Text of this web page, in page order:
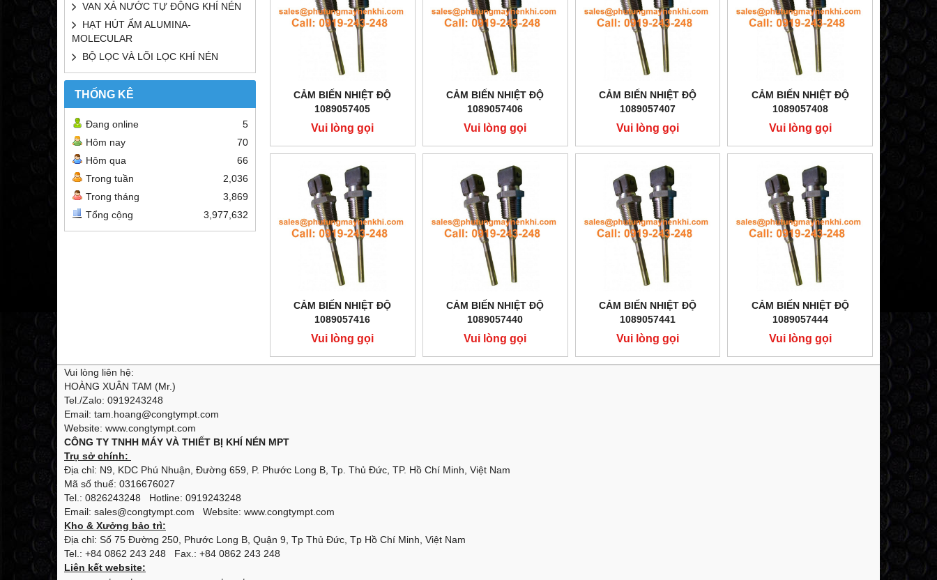
VAN XẢ NƯỚC TỰ ĐỘNG KHÍ NÉN
HẠT HÚT ẨM ALUMINA-
MOLECULAR
BỘ LỌC VÀ LÕI LỌC KHÍ NÉN
THỐNG KÊ
Đang online
5
Hôm nay
70
Hôm qua
66
Trong tuần
2,036
Trong tháng
3,869
Tổng cộng
3,977,632
CẢM BIẾN NHIỆT ĐỘ
1089057405
Vui lòng gọi
CẢM BIẾN NHIỆT ĐỘ
1089057406
Vui lòng gọi
CẢM BIẾN NHIỆT ĐỘ
1089057407
Vui lòng gọi
CẢM BIẾN NHIỆT ĐỘ
1089057408
Vui lòng gọi
CẢM BIẾN NHIỆT ĐỘ
1089057416
Vui lòng gọi
CẢM BIẾN NHIỆT ĐỘ
1089057440
Vui lòng gọi
CẢM BIẾN NHIỆT ĐỘ
1089057441
Vui lòng gọi
CẢM BIẾN NHIỆT ĐỘ
1089057444
Vui lòng gọi
Vui lòng liên hệ:
HOÀNG XUÂN TAM (Mr.)
Tel./Zalo: 0919243248
Email: tam.hoang@congtympt.com
Website: www.congtympt.com
CÔNG TY TNHH MÁY VÀ THIẾT BỊ KHÍ NÉN MPT
Trụ sở chính:
Địa chỉ: N9, KDC Phú Nhuận, Đường 659, P. Phước Long B, Tp. Thủ Đức, TP. Hồ Chí Minh, Việt Nam
Mã số thuế: 0316676027
Tel.: 0826243248 Hotline: 0919243248
Email: sales@congtympt.com Website: www.congtympt.com
Kho & Xưởng bảo trì:
Địa chỉ: Số 75 Đường 250, Phước Long B, Quận 9, Tp Thủ Đức, Tp Hồ Chí Minh, Việt Nam
Tel.: +84 0862 243 248 Fax.: +84 0862 243 248
Liên kết website: